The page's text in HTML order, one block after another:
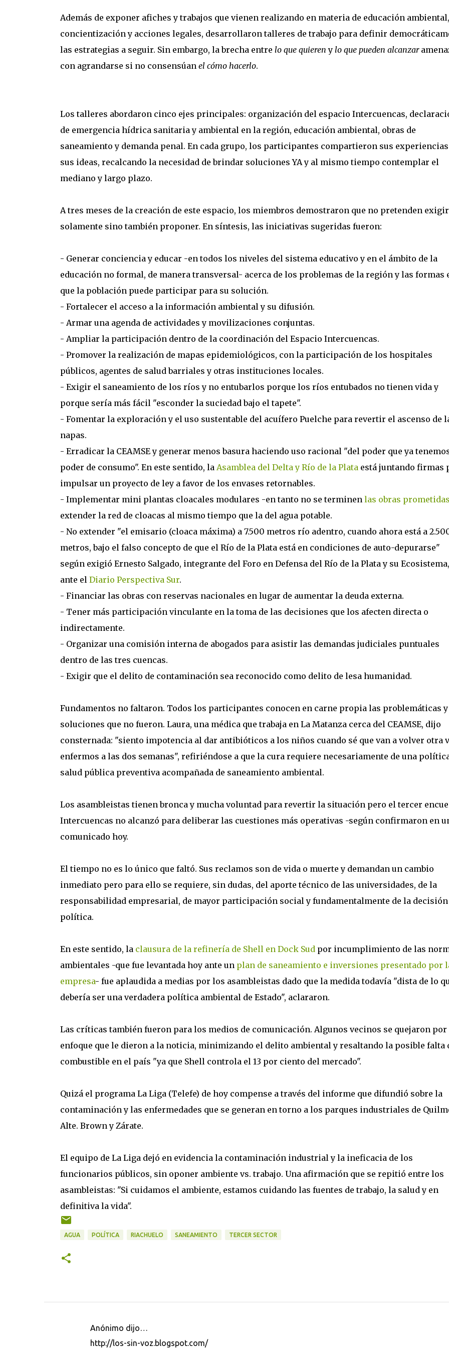
Además de exponer afiches y trabajos que vienen realizando en materia de educación ambiental,
concientización y acciones legales, desarrollaron talleres de trabajo para definir
las estrategias a seguir. Sin embargo, la brecha entre lo que quieren y lo que pueden alcanzar
con agrandarse si no consensúan el cómo hacerlo.
Los talleres abordaron cinco ejes principales: organización del espacio Intercuencas,
de emergencia hídrica sanitaria y ambiental en la región, educación ambiental, obras de
saneamiento y demanda penal. En cada grupo, los participantes compartieron sus
sus ideas, recalcando la necesidad de brindar soluciones YA y al mismo tiempo contemplar el
mediano y largo plazo.
A tres meses de la creación de este espacio, los miembros demostraron que no pretenden exigir
solamente sino también proponer. En síntesis, las iniciativas sugeridas fueron:
- Generar conciencia y educar -en todos los niveles del sistema educativo y en el ámbito de la
educación no formal, de manera transversal- acerca de los problemas de la región y las formas
que la población puede participar para su solución.
- Fortalecer el acceso a la información ambiental y su difusión.
- Armar una agenda de actividades y movilizaciones conjuntas.
- Ampliar la participación dentro de la coordinación del Espacio Intercuencas.
- Promover la realización de mapas epidemiológicos, con la participación de los hospitales
públicos, agentes de salud barriales y otras instituciones locales.
- Exigir el saneamiento de los ríos y no entubarlos porque los ríos entubados no tienen vida y
porque sería más fácil "esconder la suciedad bajo el tapete".
- Fomentar la exploración y el uso sustentable del acuífero Puelche para revertir el ascenso de
napas.
- Erradicar la CEAMSE y generar menos basura haciendo uso racional "del poder que ya
poder de consumo". En este sentido, la Asamblea del Delta y Río de la Plataestá juntando firmas
impulsar un proyecto de ley a favor de los envases retornables.
- Implementar mini plantas cloacales modulares -en tanto no se terminen las obras prometidas
extender la red de cloacas al mismo tiempo que la del agua potable.
- No extender "el emisario (cloaca máxima) a 7.500 metros río adentro, cuando ahora está a
metros, bajo el falso concepto de que el Río de la Plata está en condiciones de auto-depurarse"
según exigió Ernesto Salgado, integrante del Foro en Defensa del Río de la Plata y su Ecosistema,
ante el Diario Perspectiva Sur.
- Financiar las obras con reservas nacionales en lugar de aumentar la deuda externa.
- Tener más participación vinculante en la toma de las decisiones que los afecten directa o
indirectamente.
- Organizar una comisión interna de abogados para asistir las demandas judiciales puntuales
dentro de las tres cuencas.
- Exigir que el delito de contaminación sea reconocido como delito de lesa humanidad.
Fundamentos no faltaron. Todos los participantes conocen en carne propia las problemáticas
soluciones que no fueron. Laura, una médica que trabaja en La Matanza cerca del CEAMSE, dijo
consternada: "siento impotencia al dar antibióticos a los niños cuando sé que van a volver otra
enfermos a las dos semanas", refiriéndose a que la cura requiere necesariamente de una
salud pública preventiva acompañada de saneamiento ambiental.
Los asambleistas tienen bronca y mucha voluntad para revertir la situación pero el tercer
Intercuencas no alcanzó para deliberar las cuestiones más operativas -según confirmaron en
comunicado hoy.
El tiempo no es lo único que faltó. Sus reclamos son de vida o muerte y demandan un cambio
inmediato pero para ello se requiere, sin dudas, del aporte técnico de las universidades, de la
responsabilidad empresarial, de mayor participación social y fundamentalmente de la decisión
política.
En este sentido, la clausura de la refinería de Shell en Dock Sudpor incumplimiento de las
ambientales -que fue levantada hoy ante un plan de saneamiento e inversiones presentado por
empresa- fue aplaudida a medias por los asambleistas dado que la medida todavía "dista de lo
debería ser una verdadera política ambiental de Estado", aclararon.
Las críticas también fueron para los medios de comunicación. Algunos vecinos se quejaron por
enfoque que le dieron a la noticia, minimizando el delito ambiental y resaltando la posible falta
combustible en el país "ya que Shell controla el 13 por ciento del mercado".
Quizá el programa La Liga (Telefe) de hoy compense a través del informe que difundió sobre la
contaminación y las enfermedades que se generan en torno a los parques industriales de
Alte. Brown y Zárate.
El equipo de La Liga dejó en evidencia la contaminación industrial y la ineficacia de los
funcionarios públicos, sin oponer ambiente vs. trabajo. Una afirmación que se repitió entre los
asambleistas: "Si cuidamos el ambiente, estamos cuidando las fuentes de trabajo, la salud y en
definitiva la vida".
AGUA POLÍTICA RIACHUELO SANEAMIENTO TERCER SECTOR
Anónimo dijo…
http://los-sin-voz.blogspot.com/